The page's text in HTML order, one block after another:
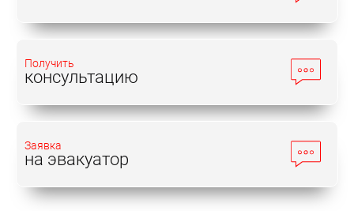
Получить
консультацию
Заявка
на эвакуатор